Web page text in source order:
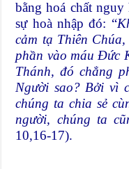
bằng hoá chất
sự hoà nhập đó: “
cảm tạ Thiên
phần vào máu Đức
Thánh, đó chẳng
Người sao? Bởi vì
chúng ta chia sẻ
người, chúng ta
10,16-17).